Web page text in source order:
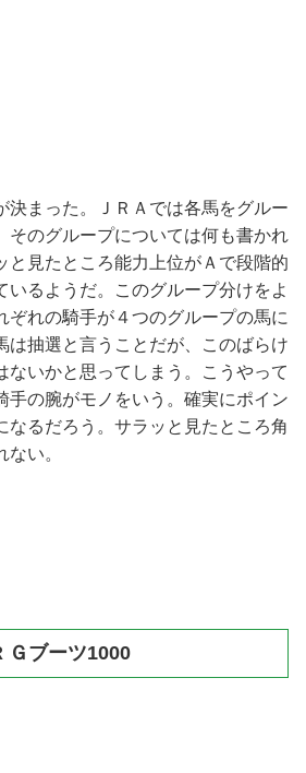
まった。ＪＲＡでは各馬をグルー
そのグループについては何も書かれ
と見たところ能力上位がＡで段階的
るようだ。このグループ分けをよ
ぞれの騎手が４つのグループの馬に
は抽選と言うことだが、このばらけ
ないかと思ってしまう。こうやって
手の腕がモノをいう。確実にポイン
なるだろう。サラッと見たところ角
い。
Ｇブーツ1000